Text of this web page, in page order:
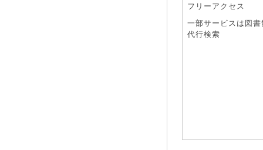
フリーアクセス
一部サービスは図
代行検索